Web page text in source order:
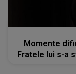
Momente
Fratele lui s-a